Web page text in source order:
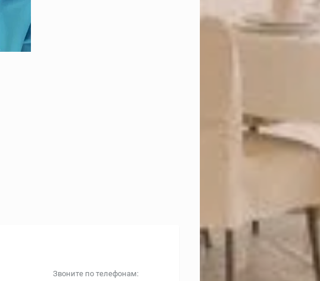
Звоните по телефонам: